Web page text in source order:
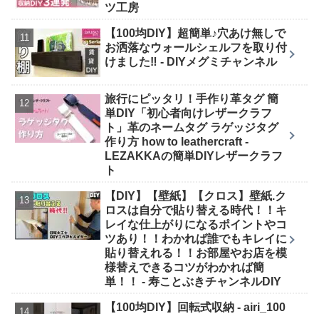
ツ工房
【100均DIY】超簡単♪穴あけ無しで
お洒落なウォールシェルフを取り付
けました‼︎ - DIYメグミチャンネル
旅行にピッタリ！手作り革タグ 簡
単DIY「初心者向けレザークラフ
ト」革のネームタグ ラゲッジタグ
作り方 how to leathercraft -
LEZAKKAの簡単DIYレザークラフ
ト
【DIY】【壁紙】【クロス】壁紙.ク
ロスは自分で貼り替える時代！！キ
レイな仕上がりになるポイントやコ
ツあり！！わかれば誰でもキレイに
貼り替えれる！！お部屋やお店を模
様替えできるコツがわかれば簡
単！！ - 寿ことぶきチャンネルDIY
【100均DIY】回転式収納 - airi_100